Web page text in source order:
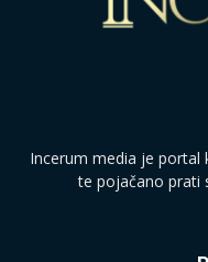
Incerum media je portal
te pojačano prati